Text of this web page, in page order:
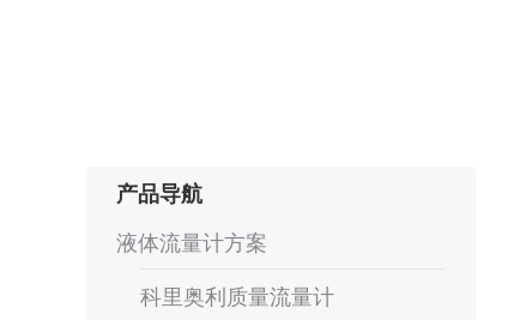
产品导航
液体流量计方案
科里奥利质量流量计